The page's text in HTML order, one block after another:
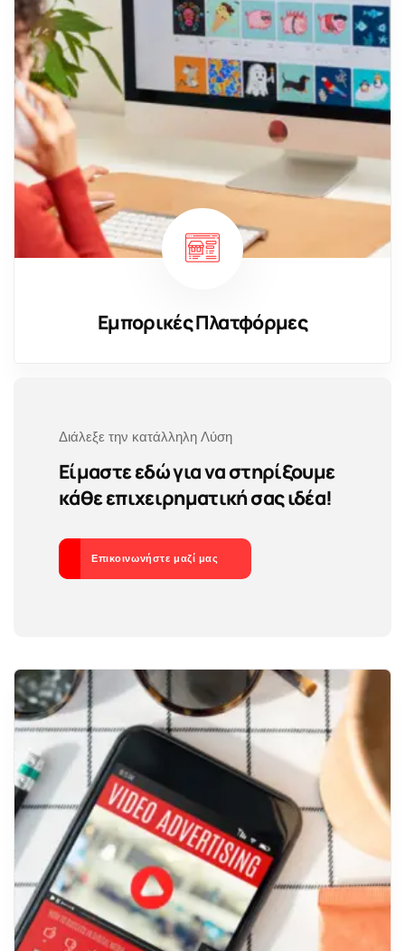
Εμπορικές Πλατφόρμες
Διάλεξε την κατάλληλη Λύση
Είμαστε εδώ για να στηρίξουμε
κάθε επιχειρηματική σας ιδέα!
Επικοινωνήστε μαζί μας